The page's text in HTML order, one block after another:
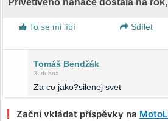
Přívětivého naháče dostala na
To se mi líbí
Sdílet
Tomáš Bendžák
3. dubna
Za co jako?silenej svet
❗️ Začni vkládat příspěvky na